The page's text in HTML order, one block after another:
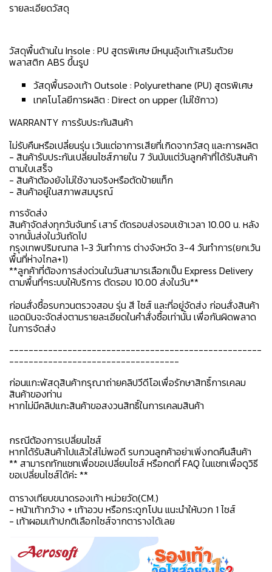
รายละเอียดวัสดุ
วัสดุพื้นด้านใน Insole : PU สูตรพิเศษ มีหนุนอุ้งเท้าเสริมด้วย
พลาสติก ABS ขึ้นรูป
วัสดุพื้นรองเท้า Outsole : Polyurethane (PU) สูตรพิเศษ
เทคโนโลยีการผลิต : Direct on upper (ไม่ใช้กาว)
WARRANTY การรับประกันสินค้า
ไม่รับคืนหรือเปลี่ยนรุ่น เว้นแต่อาการเสียที่เกิดจากวัสดุ และการผลิต
- สินค้ารับประกันเปลี่ยนไซส์ภายใน 7 วันนับแต่วันลูกค้าที่ได้รับสินค้า
ตามใบเสร็จ
- สินค้าต้องยังไม่ใช้งานจริงหรือตัดป้ายแท็ก
- สินค้าอยู่ในสภาพสมบูรณ์
การจัดส่ง
สินค้าจัดส่งทุกวันจันทร์ เสาร์ ตัดรอบส่งรอบเช้าเวลา 10.00 น. หลัง
จากนั้นส่งในวันถัดไป
กรุงเทพปริมณฑล 1-3 วันทำการ ต่างจังหวัด 3-4 วันทำการ(ยกเว้น
พื้นที่ห่างไกล+1)
**ลูกค้าที่ต้องการส่งด่วนในวันสามารเลือกเป็น Express Delivery
ตามพื้นที่ๆระบบให้บริการ ตัดรอบ 10.00 ส่งในวัน**
ก่อนสั่งซื้อรบกวนตรวจสอบ รุ่น สี ไซส์ และที่อยู่จัดส่ง ก่อนสั่งสินค้า
แอดมินจะจัดส่งตามรายละเอียดในคำสั่งซื้อเท่านั้น เพื่อกันผิดพลาด
ในการจัดส่ง
----------------------------------------------------
-----------------------------------
ก่อนแกะพัสดุสินค้ากรุณาถ่ายคลิปวีดีโอเพื่อรักษาสิทธิ์การเคลม
สินค้าของท่าน
หากไม่มีคลิปแกะสินค้าขอสงวนสิทธิ์ในการเคลมสินค้า
กรณีต้องการเปลี่ยนไซส์
หากได้รับสินค้าไปแล้วใส่ไม่พอดี รบกวนลูกค้าอย่าเพิ่งกดคืนสืนค้า
** สามารถทักแชทเพื่อขอเปลี่ยนไซส์ หรือกดที่ FAQ ในแชทเพื่อดูวิธี
ขอเปลี่ยนไซส์ได้ค่ะ **
ตารางเทียบขนาดรองเท้า หน่วยวัด(CM.)
- หน้าเท้ากว้าง + เท้าอวบ หรือกระดูกโปน แนะนำให้บวก 1 ไซส์
- เท้าผอมเท้าปกติเลือกไซส์จากตารางได้เลย